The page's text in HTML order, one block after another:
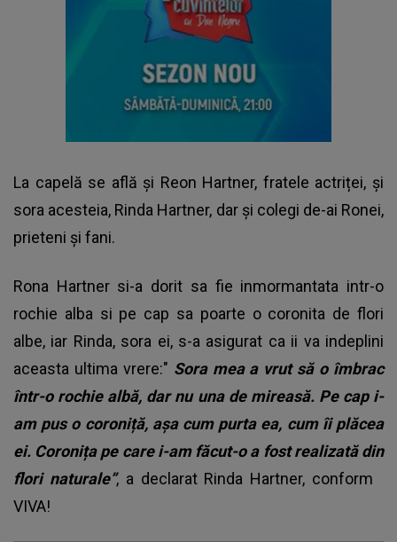
La capelă se află și Reon Hartner, fratele actriței, și
sora acesteia, Rinda Hartner, dar și colegi de-ai Ronei,
prieteni și fani.
Rona Hartner si-a dorit sa fie inmormantata intr-o
rochie alba si pe cap sa poarte o coronita de flori
albe, iar Rinda, sora ei, s-a asigurat ca ii va indeplini
aceasta ultima vrere:" Sora mea a vrut să o îmbrac
într-o rochie albă, dar nu una de mireasă. Pe cap i-
am pus o coroniță, așa cum purta ea, cum îi plăcea
ei. Coronița pe care i-am făcut-o a fost realizată din
flori naturale”, a declarat Rinda Hartner, conform
VIVA!